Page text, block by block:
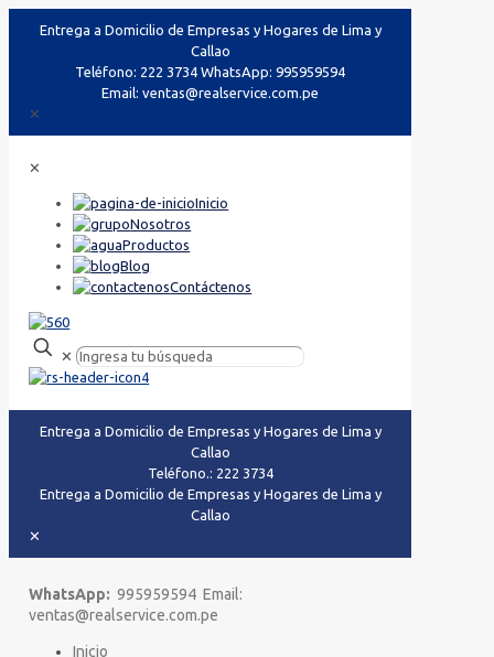
Entrega a Domicilio de Empresas y Hogares de Lima y
Callao
Teléfono: 222 3734 WhatsApp: 995959594
Email: ventas@realservice.com.pe
✕
✕
Inicio
Nosotros
Productos
Blog
Contáctenos
✕
Entrega a Domicilio de Empresas y Hogares de Lima y
Callao
Teléfono.: 222 3734
Entrega a Domicilio de Empresas y Hogares de Lima y
Callao
✕
WhatsApp: 995959594 Email:
ventas@realservice.com.pe
Inicio